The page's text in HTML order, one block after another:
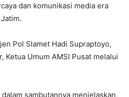
dan komunikasi media era
Pol Slamet Hadi Supraptoyo,
Ketua Umum AMSI Pusat melalui
sambutannya menjelaskan,